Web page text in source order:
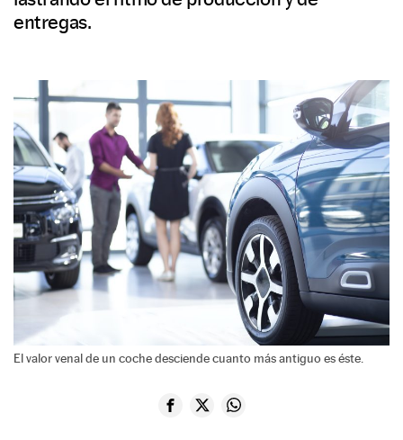
entregas.
El valor venal de un coche desciende cuanto más antiguo es éste.